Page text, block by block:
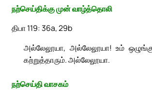
நற்செய்திக்கு முன் வாழ்த்தொலி
திபா 119: 36a, 29b
அல்லேலூயா, அல்லேலூயா! உம்
கற்றுத்தாரும். அல்லேலூயா.
நற்செய்தி வாசகம்